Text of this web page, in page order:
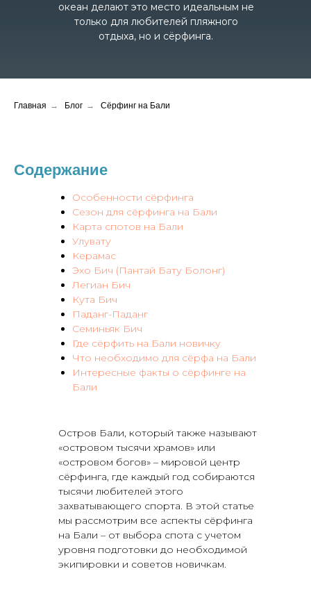
океан делают это место идеальным не
только для любителей пляжного
отдыха, но и сёрфинга.
Главная → Блог → Сёрфинг на Бали
Содержание
Особенности сёрфинга
Сезон для сёрфинга на Бали
Карта спотов на Бали
Улувату
Керамас
Эхо Бич (Пантай Бату Болонг)
Легиан Бич
Кута Бич
Паданг-Паданг
Семиньяк Бич
Где сёрфить на Бали новичку
Что необходимо для сёрфа на Бали
Интересные факты о сёрфинге на
Бали
Остров Бали, который также называют
«островом тысячи храмов» или
«островом богов» – мировой центр
сёрфинга, где каждый год собираются
тысячи любителей этого
захватывающего спорта. В этой статье
мы рассмотрим все аспекты сёрфинга
на Бали – от выбора спота с учетом
уровня подготовки до необходимой
экипировки и советов новичкам.